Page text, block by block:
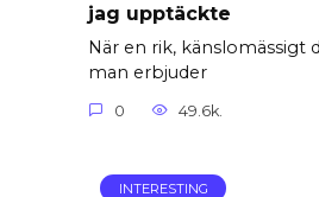
jag upptäckte
När en rik, känslomässigt
man erbjuder
0 49.6k.
INTERESTING